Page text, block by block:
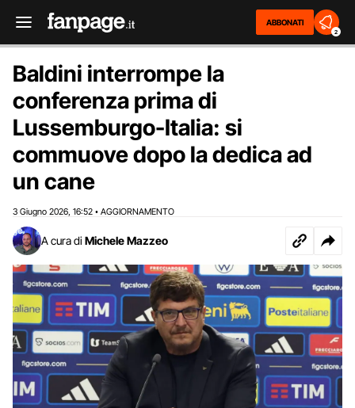
ABBONATI
2
Baldini interrompe la
conferenza prima di
Lussemburgo-Italia: si
commuove dopo la dedica ad
un cane
3 Giugno 2026 16:52 • AGGIORNAMENTO
A cura di Michele Mazzeo